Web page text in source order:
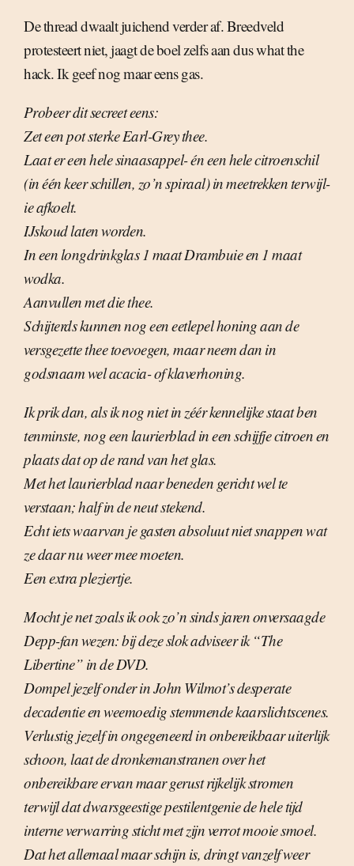
De thread dwaalt juichend verder af. Breedveld
protesteert niet, jaagt de boel zelfs aan dus what the
hack. Ik geef nog maar eens gas.
Probeer dit secreet eens:
Zet een pot sterke Earl-Grey thee.
Laat er een hele sinaasappel- én een hele citroenschil
(in één keer schillen, zo’n spiraal) in meetrekken terwijl-
ie afkoelt.
IJskoud laten worden.
In een longdrinkglas 1 maat Drambuie en 1 maat
wodka.
Aanvullen met die thee.
Schijterds kunnen nog een eetlepel honing aan de
versgezette thee toevoegen, maar neem dan in
godsnaam wel acacia- of klaverhoning.
Ik prik dan, als ik nog niet in zéér kennelijke staat ben
tenminste, nog een laurierblad in een schijfje citroen en
plaats dat op de rand van het glas.
Met het laurierblad naar beneden gericht wel te
verstaan; half in de neut stekend.
Echt iets waarvan je gasten absoluut niet snappen wat
ze daar nu weer mee moeten.
Een extra pleziertje.
Mocht je net zoals ik ook zo’n sinds jaren onversaagde
Depp-fan wezen: bij deze slok adviseer ik “The
Libertine” in de DVD.
Dompel jezelf onder in John Wilmot’s desperate
decadentie en weemoedig stemmende kaarslichtscenes.
Verlustig jezelf in ongegeneerd in onbereikbaar uiterlijk
schoon, laat de dronkemanstranen over het
onbereikbare ervan maar gerust rijkelijk stromen
terwijl dat dwarsgeestige pestilentgenie de hele tijd
interne verwarring sticht met zijn verrot mooie smoel.
Dat het allemaal maar schijn is, dringt vanzelf weer